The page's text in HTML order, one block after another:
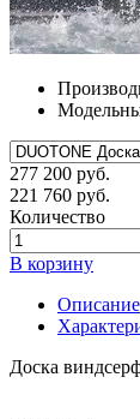
277 200 руб.
221 760 руб.
Количество
В корзину
Описание
Доска